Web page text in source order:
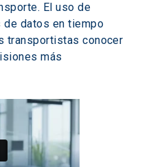
El uso de
de datos en tiempo
transportistas conocer
más